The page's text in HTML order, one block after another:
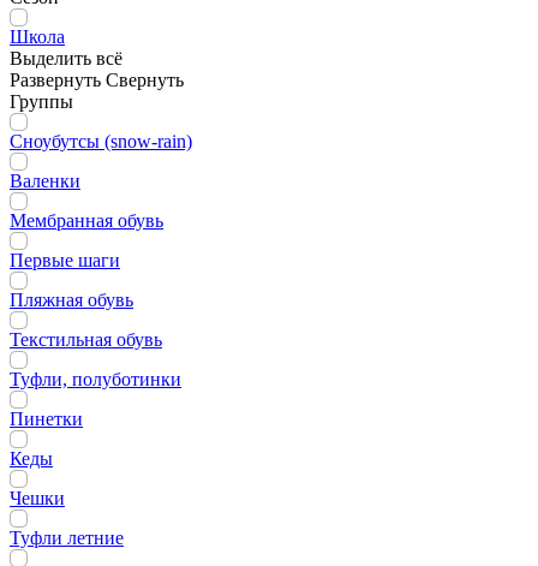
Школа
Выделить всё
Развернуть Свернуть
Группы
Сноубутсы (snow-rain)
Валенки
Мембранная обувь
Первые шаги
Пляжная обувь
Текстильная обувь
Туфли, полуботинки
Пинетки
Кеды
Чешки
Туфли летние